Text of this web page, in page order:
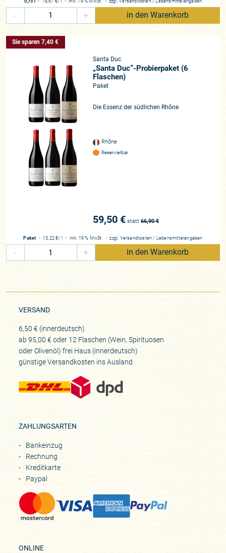
- + in den Warenkorb
Sie sparen 7,40 €
Santa Duc
„Santa Duc“-Probierpaket (6
Flaschen)
Paket
Die Essenz der südlichen Rhône
Rhône
Reservierbar
59,50 € statt 66,90€
Paket ・ 13,22 €/ l ・ inkl. 19 % MwSt.・zzgl. Versandkosten / Lebensmittelangaben
- + in den Warenkorb
VERSAND
6,50 € (innerdeutsch)
ab 95,00 € oder 12 Flaschen (Wein, Spirituosen
oder Olivenöl) frei Haus (innerdeutsch)
günstige Versandkosten ins Ausland
ZAHLUNGSARTEN
Bankeinzug
Rechnung
Kreditkarte
Paypal
ONLINE